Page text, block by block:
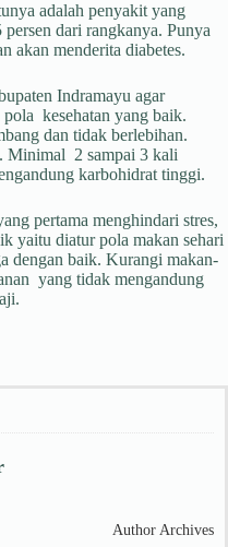
adalah penyakit yang
dari rangkanya. Punya
akan menderita diabetes.
Indramayu agar
kesehatan yang baik.
dan tidak berlebihan.
Minimal 2 sampai 3 kali
karbohidrat tinggi.
pertama menghindari stres,
yaitu diatur pola makan sehari
dengan baik. Kurangi makan-
yang tidak mengandung
Author Archives